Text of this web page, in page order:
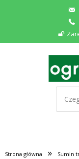
Strona główna » Sumin